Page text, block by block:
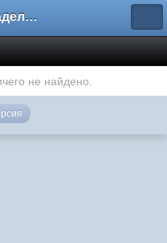
Форум владельцев интернет-магазинов
не найдено.